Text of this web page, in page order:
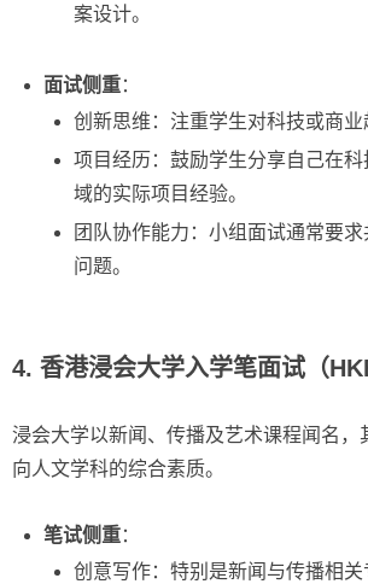
案设计。
面试侧重：
创新思维：注重学生对科技或商业
项目经历：鼓励学生分享自己在
域的实际项目经验。
团队协作能力：小组面试通常要
问题。
4. 香港浸会大学入学笔面试（
浸会大学以新闻、传播及艺术课程闻名，
向人文学科的综合素质。
笔试侧重：
创意写作：特别是新闻与传播相